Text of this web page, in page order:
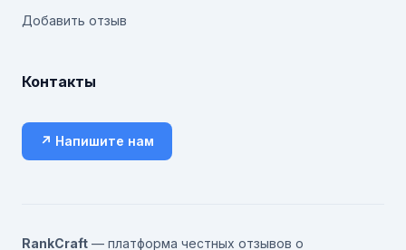
Добавить отзыв
Контакты
↗ Напишите нам
RankCraft — платформа честных отзывов о